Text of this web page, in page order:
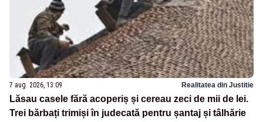
7 aug. 2026, 13:09 Realitatea din Justitie
Lăsau casele fără acoperiș și cereau zeci de mii de lei.
Trei bărbați trimiși în judecată pentru șantaj și tâlhărie